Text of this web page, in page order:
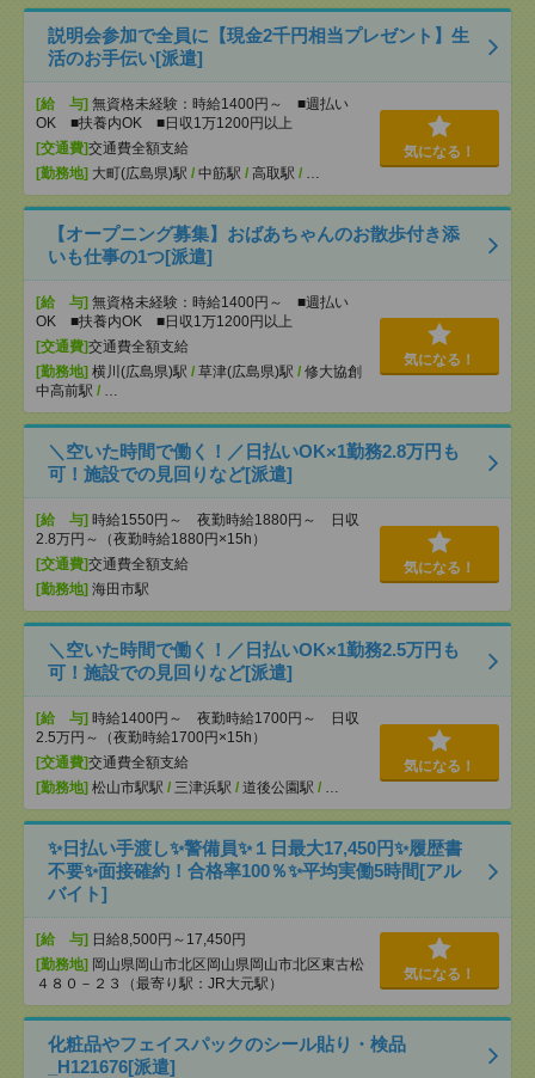
説明会参加で全員に【現金2千円相当プレゼント】生
活のお手伝い[派遣]
[給 与] 無資格未経験：時給1400円～ ■週払い
OK ■扶養内OK ■日収1万1200円以上
[交通費]交通費全額支給
[勤務地] 大町(広島県)駅 / 中筋駅 / 高取駅 / …
気になる！
【オープニング募集】おばあちゃんのお散歩付き添
いも仕事の1つ[派遣]
[給 与] 無資格未経験：時給1400円～ ■週払い
OK ■扶養内OK ■日収1万1200円以上
[交通費]交通費全額支給
[勤務地] 横川(広島県)駅 / 草津(広島県)駅 / 修大協創
中高前駅 / …
気になる！
＼空いた時間で働く！／日払いOK×1勤務2.8万円も
可！施設での見回りなど[派遣]
[給 与] 時給1550円～ 夜勤時給1880円～ 日収
2.8万円～（夜勤時給1880円×15h）
[交通費]交通費全額支給
[勤務地] 海田市駅
気になる！
＼空いた時間で働く！／日払いOK×1勤務2.5万円も
可！施設での見回りなど[派遣]
[給 与] 時給1400円～ 夜勤時給1700円～ 日収
2.5万円～（夜勤時給1700円×15h）
[交通費]交通費全額支給
[勤務地] 松山市駅駅 / 三津浜駅 / 道後公園駅 / …
気になる！
✨日払い手渡し✨警備員✨１日最大17,450円✨履歴書
不要✨面接確約！合格率100％✨平均実働5時間[アル
バイト]
[給 与] 日給8,500円～17,450円
[勤務地] 岡山県岡山市北区岡山県岡山市北区東古松
４８０－２３（最寄り駅：JR大元駅）
気になる！
化粧品やフェイスパックのシール貼り・検品
_H121676[派遣]